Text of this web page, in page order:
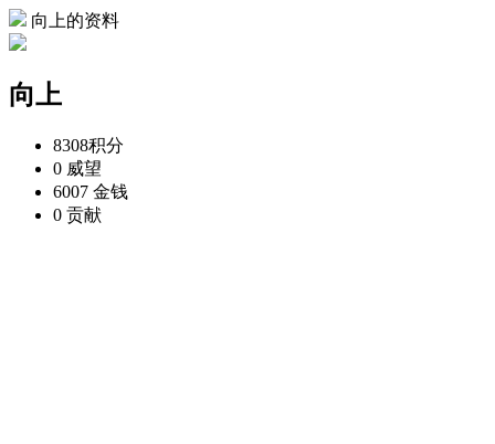
向上的资料
向上
8308积分
0 威望
6007 金钱
0 贡献